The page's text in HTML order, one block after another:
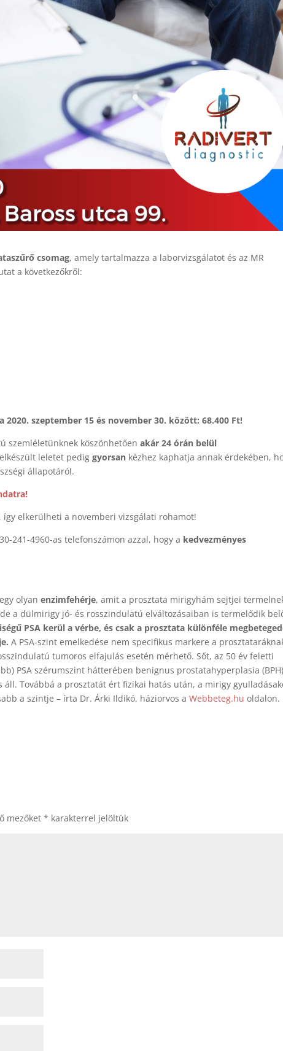
csomag, amely tartalmazza a laborvizsgálatot és az MR
a következőkről:
2020. szeptember 15 és november 30. között: 68.400 Ft!
szemléletünknek köszönhetőenakár 24 órán belül
leletet pediggyorsan kézhez kaphatja annak érdekében,
állapotáról.
elkerülheti a novemberi vizsgálati rohamot!
241-4960-as telefonszámon azzal, hogy a kedvezményes
olyanenzimfehérje, amit a prosztata mirigyhám sejtjei
a dülmirigy jó- és rosszindulatú elváltozásaiban is termelődik
PSA kerül a vérbe, és csak a prosztata különféle
A PSA-szint emelkedése nem specifikus markere a
tumoros elfajulás esetén mérhető. Sőt, az 50 év feletti
PSA szérumszint hátterében benignus prostatahyperplasia
Továbbá a prosztatát ért fizikai hatás után, a mirigy
a szintje – írta Dr. Árki Ildikó, háziorvos aWebbeteg.hu oldalon.
mezőket* karakterrel jelöltük